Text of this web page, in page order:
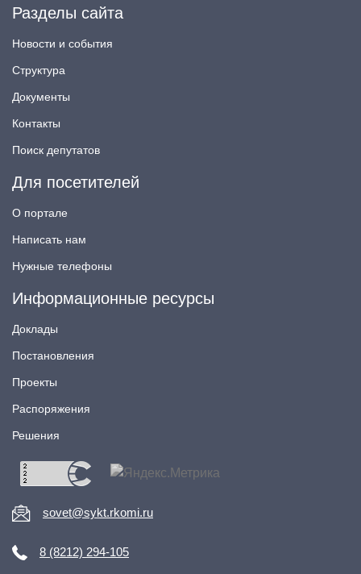
Разделы сайта
Новости и события
Структура
Документы
Контакты
Поиск депутатов
Для посетителей
О портале
Написать нам
Нужные телефоны
Информационные ресурсы
Доклады
Постановления
Проекты
Распоряжения
Решения
sovet@sykt.rkomi.ru
8 (8212) 294-105